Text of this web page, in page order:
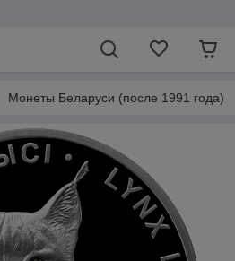
Монеты Беларуси (после 1991 года)